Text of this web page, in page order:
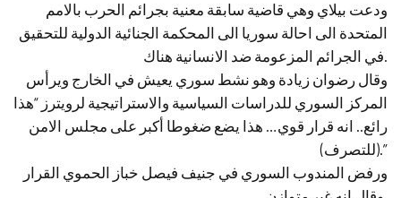
ودعت بيلاي وهي قاضية سابقة معنية بجرائم الحرب بالامم
المتحدة الى احالة سوريا الى المحكمة الجنائية الدولية للتحقيق
في الجرائم المزعومة ضد الانسانية هناك.
وقال رضوان زيادة وهو نشط سوري يعيش في الخارج ويرأس
المركز السوري للدراسات السياسية والاستراتيجية لرويترز “هذا
رائع.. انه قرار قوي… هذا يضع ضغوطا أكبر على مجلس الامن
(للتصرف).”
ورفض المندوب السوري في جنيف فيصل خباز الحموي القرار